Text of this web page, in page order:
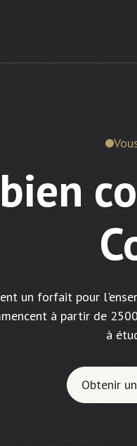
un forfait pour
à partir de
à
Obtenir